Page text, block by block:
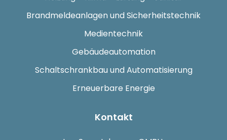
Brandmeldeanlagen und Sicherheitstechnik
Medientechnik
Gebäudeautomation
Schaltschrankbau und Automatisierung
Erneuerbare Energie
Kontakt